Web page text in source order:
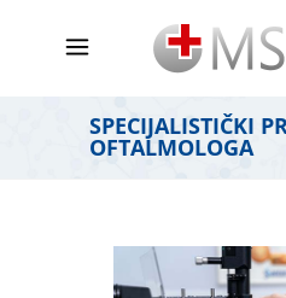
SPECIJALISTIČKI
OFTALMOLOGA